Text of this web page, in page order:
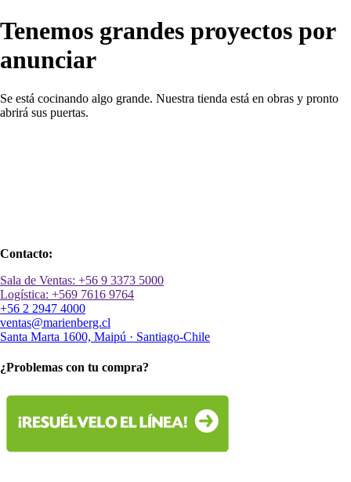
Tenemos grandes proyectos por
anunciar
Se está cocinando algo grande. Nuestra tienda está en obras y pronto
abrirá sus puertas.
Contacto:
Sala de Ventas: +56 9 3373 5000
Logística: +569 7616 9764
+56 2 2947 4000
ventas@marienberg.cl
Santa Marta 1600, Maipú · Santiago-Chile
¿Problemas con tu compra?